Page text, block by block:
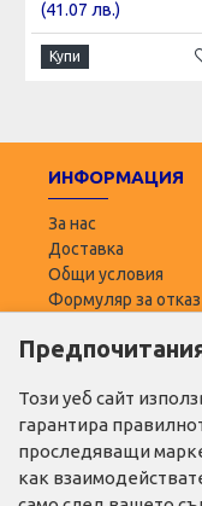
(41.07 лв.)
Купи
ИНФОРМАЦИЯ
За нас
Доставка
Общи условия
Формуляр за отказ
ПОТРЕБИТЕЛ
Моят профил
ПОЛЕЗНО
Този уеб сайт
гарантира
проследяващи
как